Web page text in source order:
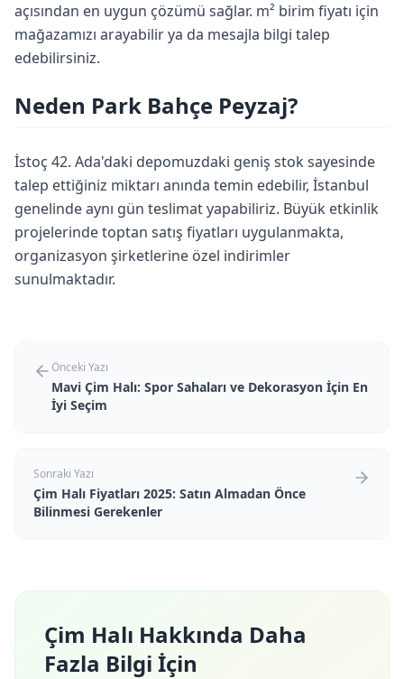
açısından en uygun çözümü sağlar. m² birim fiyatı için
mağazamızı arayabilir ya da mesajla bilgi talep
edebilirsiniz.
Neden Park Bahçe Peyzaj?
İstoç 42. Ada'daki depomuzdaki geniş stok sayesinde
talep ettiğiniz miktarı anında temin edebilir, İstanbul
genelinde aynı gün teslimat yapabiliriz. Büyük etkinlik
projelerinde toptan satış fiyatları uygulanmakta,
organizasyon şirketlerine özel indirimler
sunulmaktadır.
Önceki Yazı
Mavi Çim Halı: Spor Sahaları ve Dekorasyon İçin En
İyi Seçim
Sonraki Yazı
Çim Halı Fiyatları 2025: Satın Almadan Önce
Bilinmesi Gerekenler
Çim Halı Hakkında Daha
Fazla Bilgi İçin